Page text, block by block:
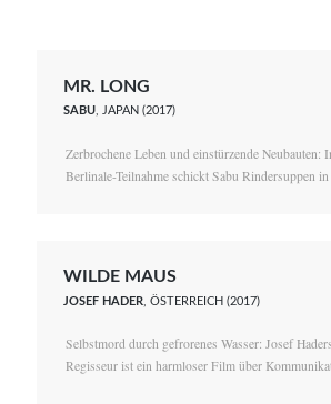
MR. LONG
SABU, JAPAN (2017)
Zerbrochene Leben und einstürzende Neubauten:
Berlinale-Teilnahme schickt Sabu Rindersuppen in
WILDE MAUS
JOSEF HADER , ÖSTERREICH (2017)
Selbstmord durch gefrorenes Wasser: Josef
Regisseur ist ein harmloser Film über